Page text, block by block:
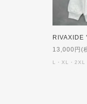
RIVAXIDE
13,000円(
L・XL・2XL